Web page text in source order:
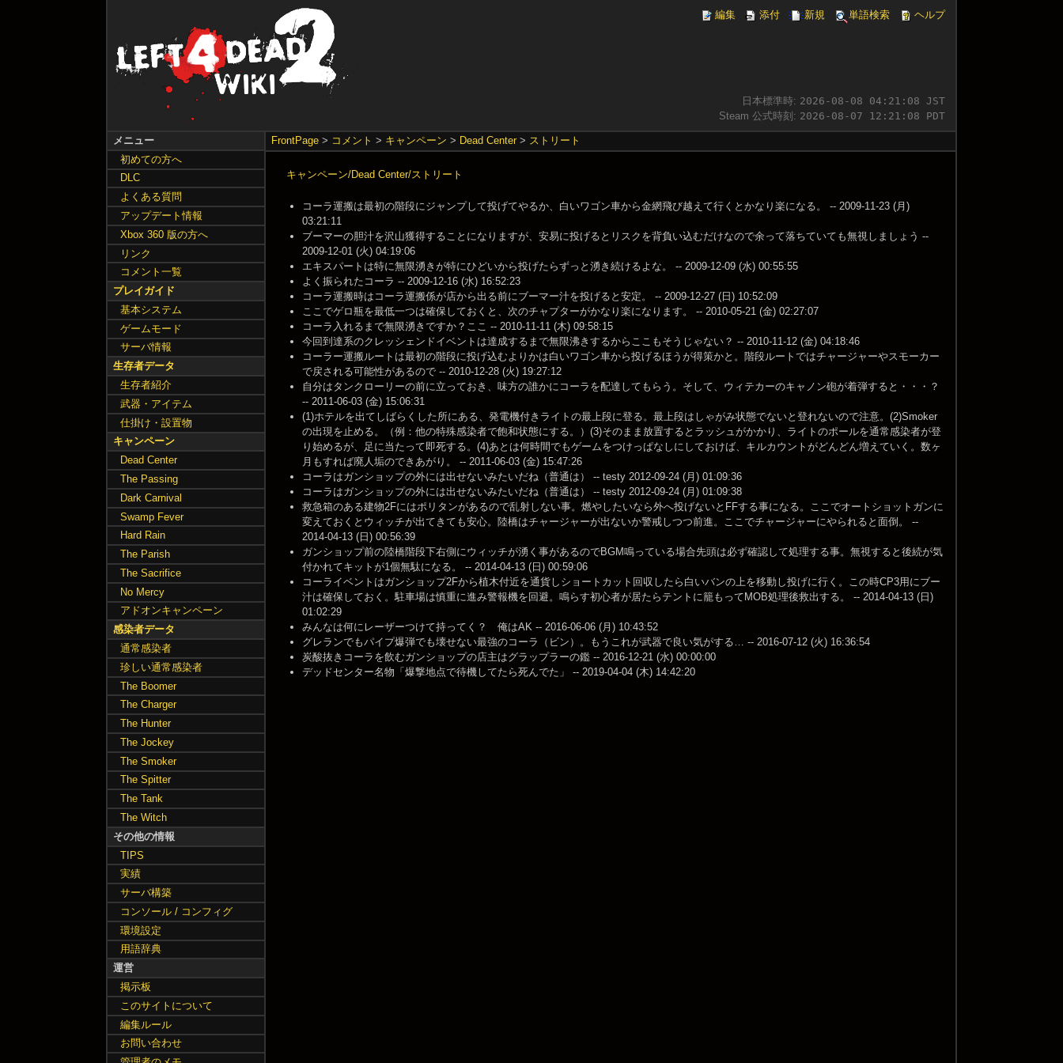
編集 添付 新規 単語検索 ヘルプ
日本標準時: 2026-08-08 04:21:08 JST
Steam 公式時刻: 2026-08-07 12:21:08 PDT
FrontPage> コメント > キャンペーン > Dead Center> ストリート
キャンペーン/Dead Center/ストリート
コーラ運搬は最初の階段にジャンプして投げてやるか、白いワゴン車から金網飛び越えて行くとかなり楽になる。 -- 2009-11-23 (月)
03:21:11
ブーマーの胆汁を沢山獲得することになりますが、安易に投げるとリスクを背負い込むだけなので余って落ちていても無視しましょう --
2009-12-01 (火) 04:19:06
エキスパートは特に無限湧きが特にひどいから投げたらずっと湧き続けるよな。 -- 2009-12-09 (水) 00:55:55
よく振られたコーラ -- 2009-12-16 (水) 16:52:23
コーラ運搬時はコーラ運搬係が店から出る前にブーマー汁を投げると安定。 -- 2009-12-27 (日) 10:52:09
ここでゲロ瓶を最低一つは確保しておくと、次のチャプターがかなり楽になります。 -- 2010-05-21 (金) 02:27:07
コーラ入れるまで無限湧きですか？ここ -- 2010-11-11 (木) 09:58:15
今回到達系のクレッシェンドイベントは達成するまで無限沸きするからここもそうじゃない？ -- 2010-11-12 (金) 04:18:46
コーラー運搬ルートは最初の階段に投げ込むよりかは白いワゴン車から投げるほうが得策かと。階段ルートではチャージャーやスモーカー
で戻される可能性があるので -- 2010-12-28 (火) 19:27:12
自分はタンクローリーの前に立っておき、味方の誰かにコーラを配達してもらう。そして、ウィテカーのキャノン砲が着弾すると・・・？
-- 2011-06-03 (金) 15:06:31
(1)ホテルを出てしばらくした所にある、発電機付きライトの最上段に登る。最上段はしゃがみ状態でないと登れないので注意。(2)Smoker
の出現を止める。（例：他の特殊感染者で飽和状態にする。）(3)そのまま放置するとラッシュがかかり、ライトのポールを通常感染者が登
り始めるが、足に当たって即死する。(4)あとは何時間でもゲームをつけっぱなしにしておけば、キルカウントがどんどん増えていく。数ヶ
月もすれば廃人垢のできあがり。 -- 2011-06-03 (金) 15:47:26
コーラはガンショップの外には出せないみたいだね（普通は） -- testy 2012-09-24 (月) 01:09:36
コーラはガンショップの外には出せないみたいだね（普通は） -- testy 2012-09-24 (月) 01:09:38
救急箱のある建物2Fにはポリタンがあるので乱射しない事。燃やしたいなら外へ投げないとFFする事になる。ここでオートショットガンに
変えておくとウィッチが出てきても安心。陸橋はチャージャーが出ないか警戒しつつ前進。ここでチャージャーにやられると面倒。 --
2014-04-13 (日) 00:56:39
ガンショップ前の陸橋階段下右側にウィッチが湧く事があるのでBGM鳴っている場合先頭は必ず確認して処理する事。無視すると後続が気
付かれてキットが1個無駄になる。 -- 2014-04-13 (日) 00:59:06
コーライベントはガンショップ2Fから植木付近を通貨しショートカット回収したら白いバンの上を移動し投げに行く。この時CP3用にブー
汁は確保しておく。駐車場は慎重に進み警報機を回避。鳴らす初心者が居たらテントに籠もってMOB処理後救出する。 -- 2014-04-13 (日)
01:02:29
みんなは何にレーザーつけて持ってく？ 俺はAK -- 2016-06-06 (月) 10:43:52
グレランでもパイプ爆弾でも壊せない最強のコーラ（ビン）。もうこれが武器で良い気がする… -- 2016-07-12 (火) 16:36:54
炭酸抜きコーラを飲むガンショップの店主はグラップラーの鑑 -- 2016-12-21 (水) 00:00:00
デッドセンター名物「爆撃地点で待機してたら死んでた」 -- 2019-04-04 (木) 14:42:20
メニュー
初めての方へ
DLC
よくある質問
アップデート情報
Xbox 360 版の方へ
リンク
コメント一覧
プレイガイド
基本システム
ゲームモード
サーバ情報
生存者データ
生存者紹介
武器・アイテム
仕掛け・設置物
キャンペーン
Dead Center
The Passing
Dark Carnival
Swamp Fever
Hard Rain
The Parish
The Sacrifice
No Mercy
アドオンキャンペーン
感染者データ
通常感染者
珍しい通常感染者
The Boomer
The Charger
The Hunter
The Jockey
The Smoker
The Spitter
The Tank
The Witch
その他の情報
TIPS
実績
サーバ構築
コンソール / コンフィグ
環境設定
用語辞典
運営
掲示板
このサイトについて
編集ルール
お問い合わせ